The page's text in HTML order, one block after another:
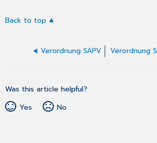
Back to top
Verordnung SAPV
Was this article helpful?
Yes
No